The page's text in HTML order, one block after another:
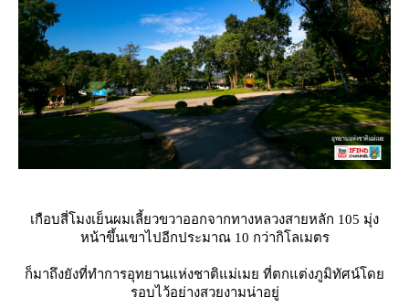
เกือบสี่โมงเย็นผมเลี้ยวขวาออกจากทางหลวงสายหลัก 105 มุ่ง
หน้าขึ้นเขาไปอีกประมาณ 10 กว่ากิโลเมตร
ก็มาถึงยังที่ทำการอุทยานแห่งชาติแม่เมย ที่ตกแต่งภูมิทัศน์โด
รอบไว้อย่างสวยงามน่าอยู่